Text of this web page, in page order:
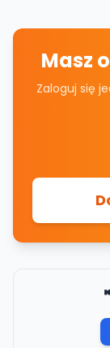
Masz
Zaloguj się